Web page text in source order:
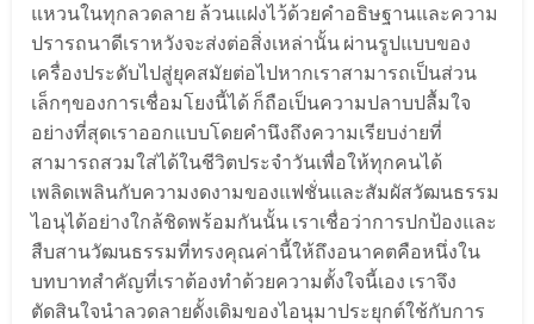
แหวนในทุกลวดลาย ล้วนแฝงไว้ด้วยคำอธิษฐานและความ
ปรารถนาดีเราหวังจะส่งต่อสิ่งเหล่านั้น ผ่านรูปแบบของ
เครื่องประดับไปสู่ยุคสมัยต่อไปหากเราสามารถเป็นส่วน
เล็กๆของการเชื่อมโยงนี้ได้ ก็ถือเป็นความปลาบปลื้มใจ
อย่างที่สุดเราออกแบบโดยคำนึงถึงความเรียบง่ายที่
สามารถสวมใส่ได้ในชีวิตประจำวันเพื่อให้ทุกคนได้
เพลิดเพลินกับความงดงามของแฟชั่นและสัมผัสวัฒนธรรม
ไอนุได้อย่างใกล้ชิดพร้อมกันนั้น เราเชื่อว่าการปกป้องและ
สืบสานวัฒนธรรมที่ทรงคุณค่านี้ให้ถึงอนาคตคือหนึ่งใน
บทบาทสำคัญที่เราต้องทำด้วยความตั้งใจนี้เอง เราจึง
ตัดสินใจนำลวดลายดั้งเดิมของไอนุมาประยุกต์ใช้กับการ